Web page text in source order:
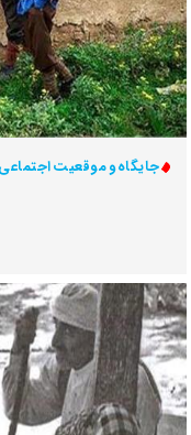
جایگاه و موقعیت